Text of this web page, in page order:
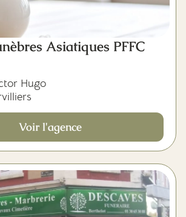
Asiatiques PFFC
Hugo
Voir l'agence